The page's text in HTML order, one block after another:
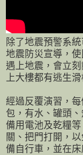
除了地震預警系
地震防災宣導，
遇上地震，會立
上大樓都有逃生
經過反覆演習，
包，有水、罐頭
備用電池及乾糧
關、把門打開，
備自行車，並在